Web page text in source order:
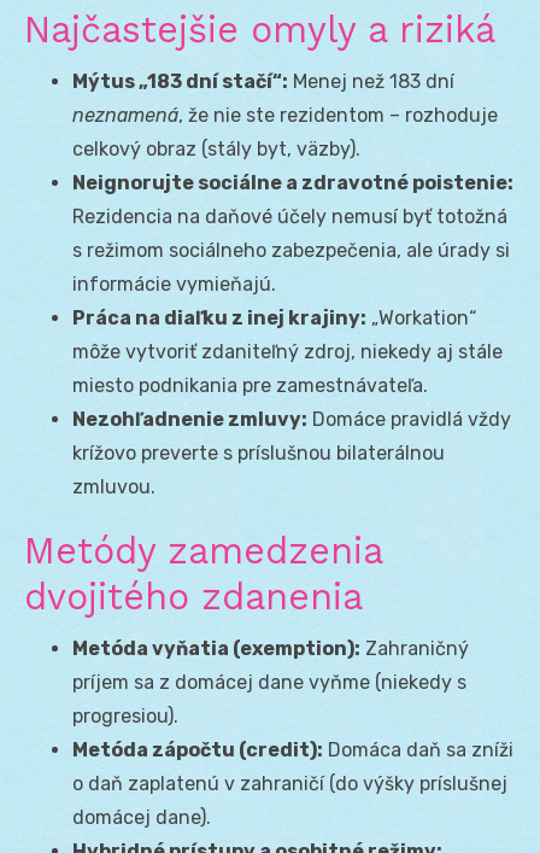
Najčastejšie omyly a riziká
Mýtus „183 dní stačí“: Menej než 183 dní
neznamená, že nie ste rezidentom – rozhoduje
celkový obraz (stály byt, väzby).
Neignorujte sociálne a zdravotné poistenie:
Rezidencia na daňové účely nemusí byť totožná
s režimom sociálneho zabezpečenia, ale úrady si
informácie vymieňajú.
Práca na diaľku z inej krajiny: „Workation“
môže vytvoriť zdaniteľný zdroj, niekedy aj stále
miesto podnikania pre zamestnávateľa.
Nezohľadnenie zmluvy: Domáce pravidlá vždy
krížovo preverte s príslušnou bilaterálnou
zmluvou.
Metódy zamedzenia
dvojitého zdanenia
Metóda vyňatia (exemption): Zahraničný
príjem sa z domácej dane vyňme (niekedy s
progresiou).
Metóda zápočtu (credit): Domáca daň sa zníži
o daň zaplatenú v zahraničí (do výšky príslušnej
domácej dane).